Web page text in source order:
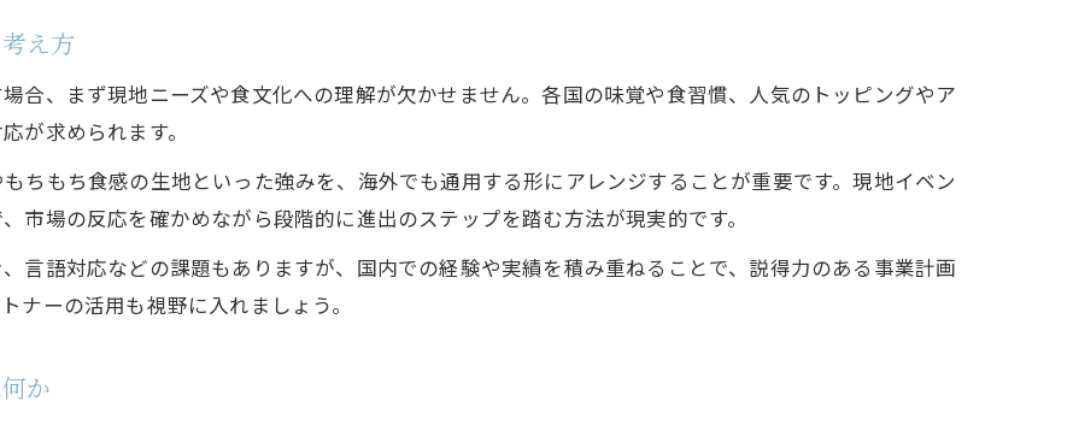
キッチンカークレープで叶える海外展開の夢
起業家目線で見た海外進出の現実と課題
海外市場で勝つためのクレープビジネス戦略
あま市からスタートするグローバル挑戦方法
先進事例に学ぶキッチンカー海外進出の流れ
現地イベントを活かすクレープ開業戦略
キッチンカークレープでイベント集客を最大化
え方
合、まず現地ニーズや食文化への理解が欠かせません。各国の味覚や食習慣、人気のトッピングやア
が求められます。
ちもち食感の生地といった強みを、海外でも通用する形にアレンジすることが重要です。現地イベン
市場の反応を確かめながら段階的に進出のステップを踏む方法が現実的です。
言語対応などの課題もありますが、国内での経験や実績を積み重ねることで、説得力のある事業計画
ナーの活用も視野に入れましょう。
か